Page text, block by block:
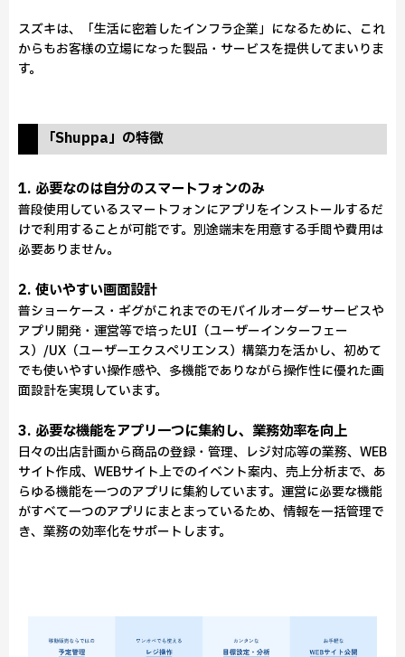
スズキは、「生活に密着したインフラ企業」になるために、これ
からもお客様の立場になった製品・サービスを提供してまいりま
す。
「Shuppa」の特徴
1. 必要なのは自分のスマートフォンのみ
普段使用しているスマートフォンにアプリをインストールするだ
けで利用することが可能です。別途端末を用意する手間や費用は
必要ありません。
2. 使いやすい画面設計
普ショーケース・ギグがこれまでのモバイルオーダーサービスや
アプリ開発・運営等で培ったUI（ユーザーインターフェー
ス）/UX（ユーザーエクスペリエンス）構築力を活かし、初めて
でも使いやすい操作感や、多機能でありながら操作性に優れた画
面設計を実現しています。
3. 必要な機能をアプリ一つに集約し、業務効率を向上
日々の出店計画から商品の登録・管理、レジ対応等の業務、WEB
サイト作成、WEBサイト上でのイベント案内、売上分析まで、あ
らゆる機能を一つのアプリに集約しています。運営に必要な機能
がすべて一つのアプリにまとまっているため、情報を一括管理で
き、業務の効率化をサポートします。